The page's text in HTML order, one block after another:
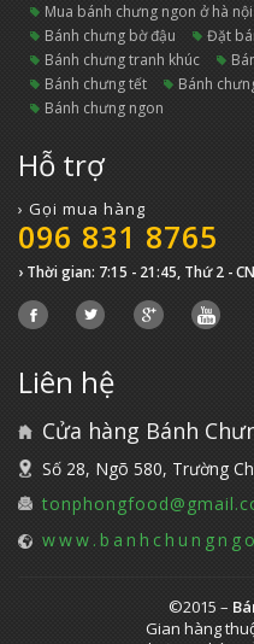
mua bánh chưng ngon ở hà nội
bánh chưng bờ đậu
đặt
bánh chưng tranh khúc
bánh chưng tết
bánh
bánh chưng ngon
Hỗ trợ
› Gọi mua hàng
096 831 8765
› Thời gian: 7:15 - 21:45, Thứ 2 - CN
Liên hệ
Cửa hàng Bánh
Số 28, Ngõ 580, Trường
©2015 –
Gian hàng